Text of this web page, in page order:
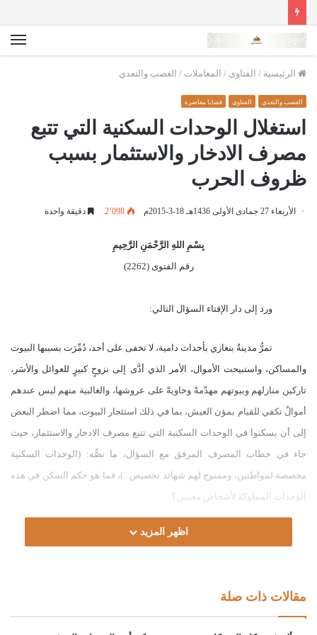
الرئيسية / الفتاوى / المعاملات / الغصب والتعدي
الغصب والتعدي الفتاوى قضايا معاصرة
استغلال الوحدات السكنية التي تتبع
مصرف الادخار والاستثمار بسبب
ظروف الحرب
الأربعاء 27 جمادى الأولى 1436هـ 18-3-2015م 2٬098 دقيقة واحدة
بِسْمِ اللهِ الرَّحْمَنِ الرَّحِيمِ
رقم الفتوى (2262)
ورد إلى دار الإفتاء السؤال التالي:
تمرُّ مدينةُ بنغازي بأحداث دامية، لا تخفى على أحد، دُمِّرَت بسببها البيوت
والمساكن، واستبيحت الأموال، الأمر الذي أدَّى إلى نزوحٍ كبيرٍ للعوائل والأسَر،
تاركين منازلهم وبيوتهم مهدّمةً وخاويةً على عروشها، والغالبية منهم ليس عندهم
أموالٌ تكفي للقيام بمؤن العيش، بما في ذلك استئجار البيوت، مما اضطر البعض
إلى أن يسكنوا في الوحدات السكنية التي تتبع مصرف الادخار والاستثمار، حيث
جاء في خطاب المصرف المرفق مع السؤال، ما نصُّه: (الوحدات السكنية
مخصصة لمواطنين، وممنوح لهم شهائد تخصيص ..)، فما هو حكم السكن في هذه
الوحدات المملوكة لأشخاص معينين؟
والاه.
اظهر المزيد
مقالات ذات صلة